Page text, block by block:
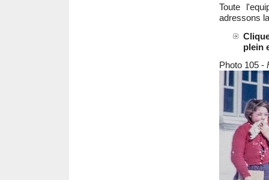
Toute
adressons
plein
Photo 105 -